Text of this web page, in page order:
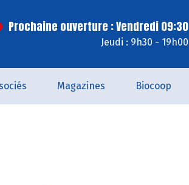
Prochaine ouverture : Vendredi 09:30
Jeudi : 9h30 - 19h00
Magazines Biocoop